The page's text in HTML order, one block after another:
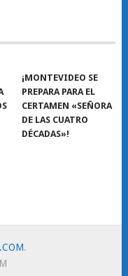
¡MONTEVIDEO SE
PREPARA PARA EL
CERTAMEN «SEÑORA
DE LAS CUATRO
DÉCADAS»!
.